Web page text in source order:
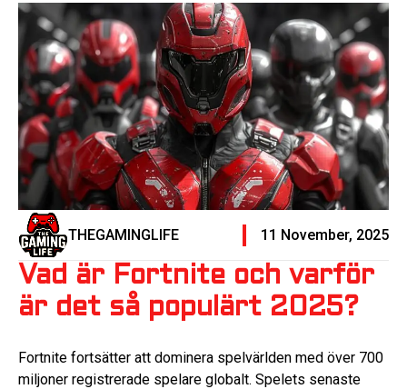
THEGAMINGLIFE 11 November, 2025
Vad är Fortnite och varför
är det så populärt 2025?
Fortnite fortsätter att dominera spelvärlden med över 700
miljoner registrerade spelare globalt. Spelets senaste